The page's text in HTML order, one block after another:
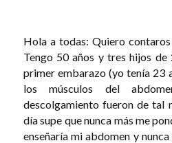
Hola a todas: Quiero
Tengo 50 años y tres hijos
primer embarazo (yo tenía 23
los músculos del
descolgamiento fueron de tal
día supe que nunca más me
enseñaría mi abdomen y